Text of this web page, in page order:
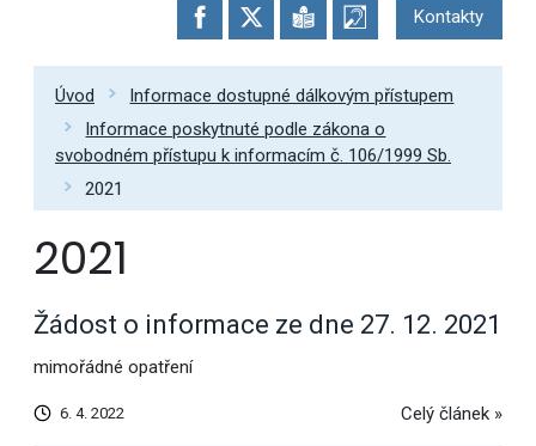
Kontakty
Úvod
Informace dostupné dálkovým přístupem
Informace poskytnuté podle zákona o
svobodném přístupu k informacím č. 106/1999 Sb.
2021
2021
Žádost o informace ze dne 27. 12. 2021
mimořádné opatření
6. 4. 2022 Celý článek »